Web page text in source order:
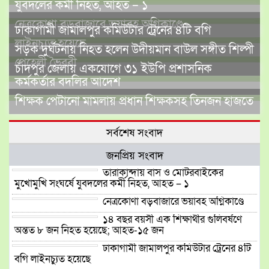
যুবদলের কর্মী নিহত, আহত – ১
নেত্রকোণা বড়বাজারে ভয়াবহ অগ্নিকাণ্ডে
ঢাকাগামী জামালপুর কমিউটার ট্রেনের ৪টি বগি
লাইনচ্যুত হয়েছে
সড়ক দুর্ঘটনায় নিহত হলেন উদীয়মান বাউল সঙ্গীত শিল্পী
পেহেলী ভৈরবী
চাঁদপুর জেলায় একযোগে ৩১ ইউপি প্রশাসনিক
কর্মকর্তার বদলির আদেশ
শিক্ষক পেটানো মামলায় প্রধান শিক্ষকসহ তিনজন হাজতে
সর্বশেষ সংবাদ
জনপ্রিয় সংবাদ
তারাকান্দায় বাস ও মোটরবাইকের
মুখোমুখি সংঘর্ষে যুবদলের কর্মী নিহত, আহত – ১
নেত্রকোণা বড়বাজারে ভয়াবহ অগ্নিকাণ্ডে
১৪ বছর বয়সী এক শিক্ষার্থীর গুলিবর্ষণে
অন্তত ৮ জন নিহত হয়েছে; আহত-১৫ জন
ঢাকাগামী জামালপুর কমিউটার ট্রেনের ৪টি
বগি লাইনচ্যুত হয়েছে